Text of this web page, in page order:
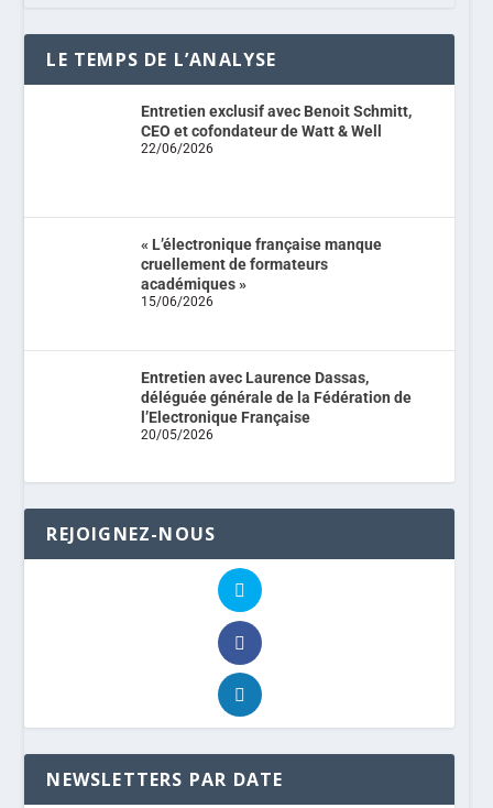
LE TEMPS DE L’ANALYSE
Entretien exclusif avec Benoit Schmitt,
CEO et cofondateur de Watt & Well
22/06/2026
« L’électronique française manque
cruellement de formateurs
académiques »
15/06/2026
Entretien avec Laurence Dassas,
déléguée générale de la Fédération de
l’Electronique Française
20/05/2026
REJOIGNEZ-NOUS
NEWSLETTERS PAR DATE